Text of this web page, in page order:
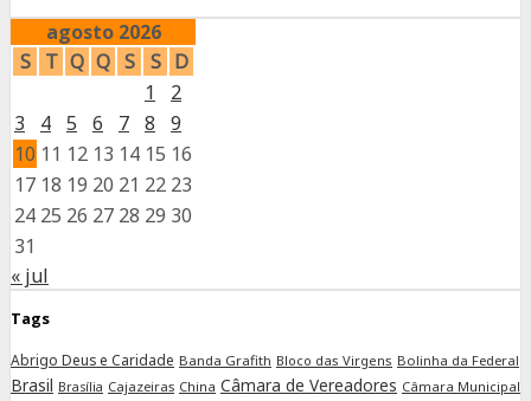
agosto 2026
S
T Q Q S S D
1
2
3
4 5 6 7 8
9
10 11 12 13 14 15 16
17 18 19 20 21 22 23
24 25 26 27 28 29 30
31
« jul
Tags
Abrigo Deus e Caridade Banda Grafith Bloco das Virgens Bolinha da Federal
Brasil Brasília Cajazeiras China Câmara de Vereadores Câmara Municipal